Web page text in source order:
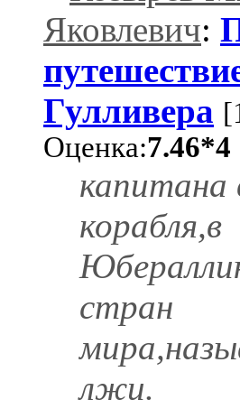
Яковлевич:
Гулливера
Оценка:7.46*4
капитана
корабля,в
стран
лжи.